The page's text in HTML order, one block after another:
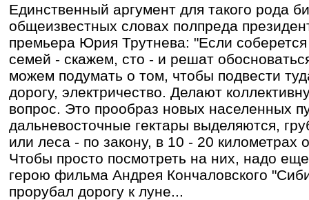
Единственный аргумент для такого рода
общеизвестных словах полпреда
премьера Юрия Трутнева: "Если
семей - скажем, сто - и решат
можем подумать о том, чтобы подвести
дорогу, электричество. Делают
вопрос. Это прообраз новых населенных
дальневосточные гектары выделяются,
или леса - по закону, в 10 - 20 километрах
Чтобы просто посмотреть на них, надо еще
герою фильма Андрея Кончаловского
прорубал дорогу к луне...